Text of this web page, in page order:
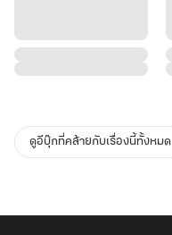
ดูอีบุ๊กที่คล้ายกับเรื่องนี้ทั้งหมด